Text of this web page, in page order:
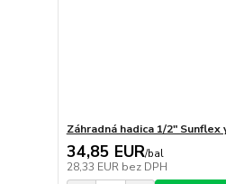
Záhradná hadica 1/2"
34,85 EUR/bal
28,33 EUR bez DPH